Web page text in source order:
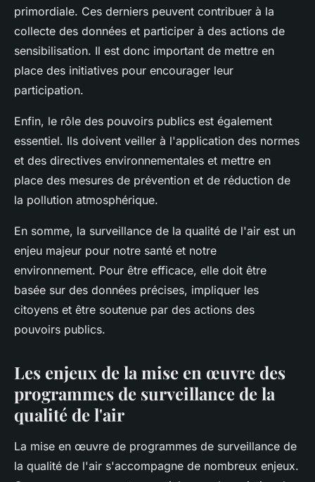
primordiale. Ces derniers peuvent contribuer à la
collecte des données et participer à des actions de
sensibilisation. Il est donc important de mettre en
place des initiatives pour encourager leur
participation.
Enfin, le rôle des pouvoirs publics est également
essentiel. Ils doivent veiller à l'application des normes
et des directives environnementales et mettre en
place des mesures de prévention et de réduction de
la pollution atmosphérique.
En somme, la surveillance de la qualité de l'air est un
enjeu majeur pour notre santé et notre
environnement. Pour être efficace, elle doit être
basée sur des données précises, impliquer les
citoyens et être soutenue par des actions des
pouvoirs publics.
Les enjeux de la mise en œuvre des
programmes de surveillance de la
qualité de l'air
La mise en œuvre de programmes de surveillance de
la qualité de l'air s'accompagne de nombreux enjeux.